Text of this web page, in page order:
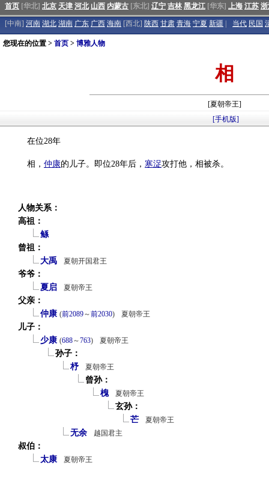
首页 [华北] 北京 天津 河北 山西 内蒙古 [东北] 辽宁 吉林 黑龙江 [华东] 上海 江苏
[中南] 河南 湖北 湖南 广东 广西 海南 [西北] 陕西 甘肃 青海 宁夏 新疆 当代 民国
您现在的位置 > 首页 > 博雅人物
相
[夏朝帝王]
[手机版]
在位28年
相， 仲康的儿子。即位28年后， 寒浞攻打他，相被杀。
人物关系：
高祖：
鲧
曾祖：
大禹
夏朝开国君王
爷爷：
夏启
夏朝帝王
父亲：
仲康 (前2089～前2030) 夏朝帝王
儿子：
少康 (688～763) 夏朝帝王
孙子：
杼
夏朝帝王
曾孙：
槐
夏朝帝王
玄孙：
芒
夏朝帝王
无余 越国君主
叔伯：
太康
夏朝帝王